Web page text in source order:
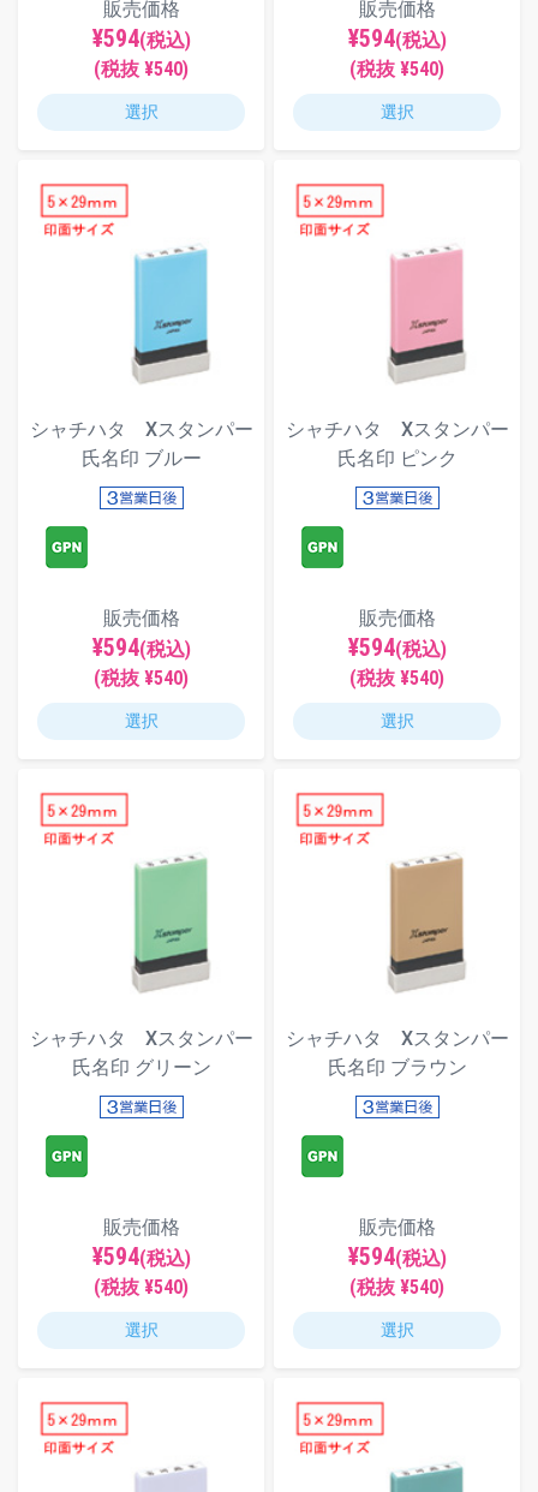
販売価格
¥594(税込)
(税抜 ¥540)
選択
販売価格
¥594(税込)
(税抜 ¥540)
選択
シャチハタ Xスタンパー
氏名印 ブルー
販売価格
¥594(税込)
(税抜 ¥540)
選択
シャチハタ Xスタンパー
氏名印 ピンク
販売価格
¥594(税込)
(税抜 ¥540)
選択
シャチハタ Xスタンパー
氏名印 グリーン
販売価格
¥594(税込)
(税抜 ¥540)
選択
シャチハタ Xスタンパー
氏名印 ブラウン
販売価格
¥594(税込)
(税抜 ¥540)
選択